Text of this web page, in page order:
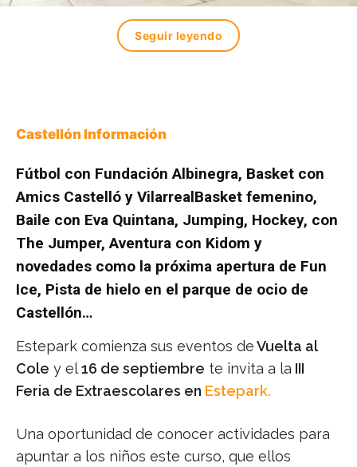
Seguir leyendo
Castellón Información
Fútbol con Fundación Albinegra, Basket con
Amics Castelló y VilarrealBasket femenino,
Baile con Eva Quintana, Jumping, Hockey, con
The Jumper, Aventura con Kidom y
novedades como la próxima apertura de Fun
Ice, Pista de hielo en el parque de ocio de
Castellón…
Estepark comienza sus eventos deVuelta al
Cole y el16 de septiembre te invita a la III
Feria de Extraescolares en Estepark.
Una oportunidad de conocer actividades para
apuntar a los niños este curso, que ellos